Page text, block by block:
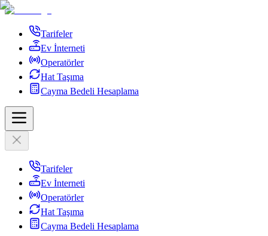
Tarifeler
Ev İnterneti
Operatörler
Hat Taşıma
Cayma Bedeli Hesaplama
Tarifeler
Ev İnterneti
Operatörler
Hat Taşıma
Cayma Bedeli Hesaplama